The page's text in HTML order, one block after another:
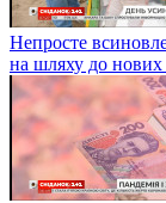
Непросте
на шляху до